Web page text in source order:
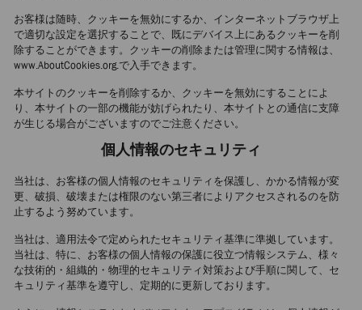
お客様は随時、クッキーを無効にするか、インターネットブラウザ上
で適切な設定を選択することで、既にデバイス上にあるクッキーを削
除することができます。クッキーの削除または管理に関する情報は、
www.AboutCookies.org.で入手できます。
本サイトのクッキーを削除するか、クッキーを無効にすることによ
り、本サイトの一部の機能が妨げられたり、本サイトとの通信に支障
が生じる場合がございますのでご注意ください。
個人情報のセキュリティ
当社は、お客様の個人情報のセキュリティを保護し、かかる情報が変
更、破損、破壊または権限のない第三者によりアクセスされるのを防
止するよう努めています。
当社は、適用法令で定められたセキュリティ基準に準拠しています。
当社は、特に、お客様の個人情報の保護に役立つ情報システム、様々
な技術的・組織的・物理的セキュリティ対策および手順に関して、セ
キュリティ基準を遵守し、定期的に更新しております。